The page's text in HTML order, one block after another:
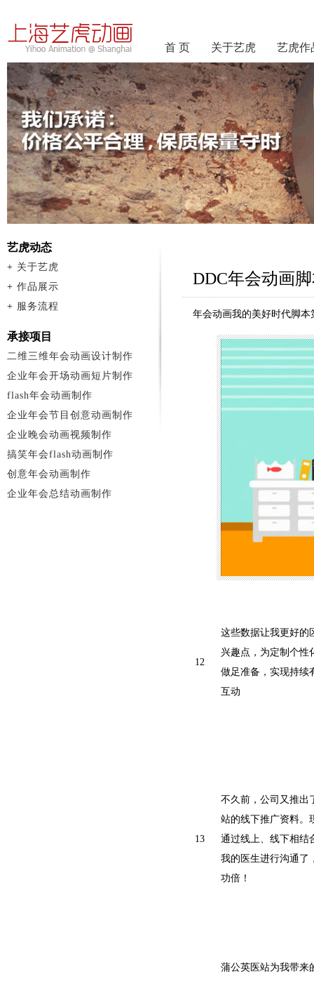
首 页 关于艺虎 艺虎作
DDC年会动画
年会动画我的美好时代脚本
12
这些数据让我更好的
兴趣点，为定制个性
做足准备，实现持续
互动
13
不久前，公司又推出
站的线下推广资料。
通过线上、线下相结
我的医生进行沟通了
功倍！
蒲公英医站为我带来
艺虎动态
+ 关于艺虎
+ 作品展示
+ 服务流程
承接项目
二维三维年会动画设计制作
企业年会开场动画短片制作
flash年会动画制作
企业年会节目创意动画制作
企业晚会动画视频制作
搞笑年会flash动画制作
创意年会动画制作
企业年会总结动画制作